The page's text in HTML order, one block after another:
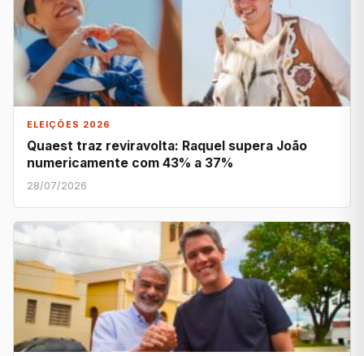
ELEIÇÕES 2026
Quaest traz reviravolta: Raquel supera João
numericamente com 43% a 37%
28/07/2026